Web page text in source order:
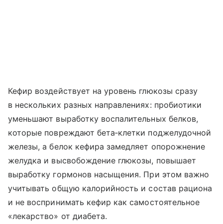
Кефир воздействует на уровень глюкозы сразу
в нескольких разных направлениях: пробиотики
уменьшают выработку воспалительных белков,
которые повреждают бета‑клетки поджелудочной
железы, а белок кефира замедляет опорожнение
желудка и высвобождение глюкозы, повышает
выработку гормонов насыщения. При этом важно
учитывать общую калорийность и состав рациона
и не воспринимать кефир как самостоятельное
«лекарство» от диабета.